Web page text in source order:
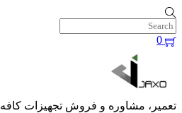
Skip
to
content
0
تعمیر، مشاوره و فروش تجهیزات کافه